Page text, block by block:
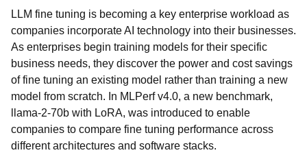
LLM fine tuning is becoming a key enterprise workload as
companies incorporate AI technology into their businesses.
As enterprises begin training models for their specific
business needs, they discover the power and cost savings
of fine tuning an existing model rather than training a new
model from scratch. In MLPerf v4.0, a new benchmark,
llama-2-70b with LoRA, was introduced to enable
companies to compare fine tuning performance across
different architectures and software stacks.